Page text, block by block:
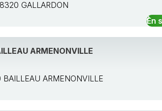
GALLARDON
En
ARMENONVILLE
ARMENONVILLE